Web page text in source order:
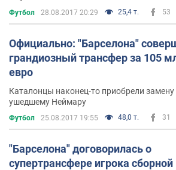
Футбол 28.08.2017 20:29 25,4 т. 53
Официально: "Барселона"
грандиозный трансфер за 105
евро
Каталонцы наконец-то приобрели замену
ушедшему Неймару
Футбол 25.08.2017 19:55 48,0 т. 31
"Барселона" договорилась о
супертрансфере игрока сборной